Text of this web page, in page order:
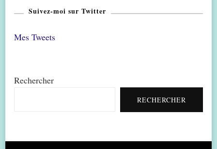
Suivez-moi sur Twitter
Mes Tweets
Rechercher
RECHERCHER